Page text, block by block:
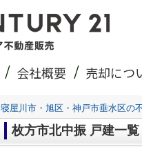
会社概要 売却につ
寝屋川市・旭区・神戸市垂水区の
枚方市北中振 戸建一覧